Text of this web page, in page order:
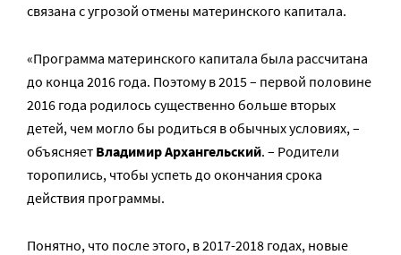
связана с угрозой отмены материнского капитала.
«Программа материнского капитала была рассчитана
до конца 2016 года. Поэтому в 2015 – первой половине
2016 года родилось существенно больше вторых
детей, чем могло бы родиться в обычных условиях, –
объясняет Владимир Архангельский. – Родители
торопились, чтобы успеть до окончания срока
действия программы.
Понятно, что после этого, в 2017-2018 годах, новые